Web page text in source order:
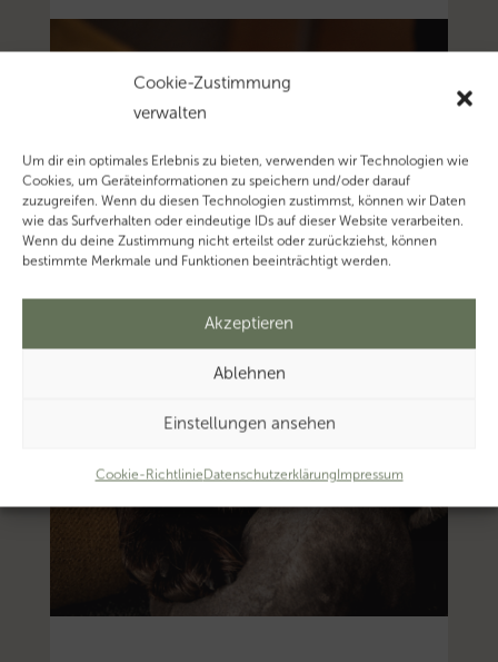
Cookie-Zustimmung
verwalten
Um dir ein optimales Erlebnis zu bieten, verwenden wir Technologien wie
Cookies, um Geräteinformationen zu speichern und/oder darauf
zuzugreifen. Wenn du diesen Technologien zustimmst, können wir Daten
wie das Surfverhalten oder eindeutige IDs auf dieser Website verarbeiten.
Wenn du deine Zustimmung nicht erteilst oder zurückziehst, können
bestimmte Merkmale und Funktionen beeinträchtigt werden.
Akzeptieren
Ablehnen
Einstellungen ansehen
Cookie-RichtlinieDatenschutzerklärungImpressum